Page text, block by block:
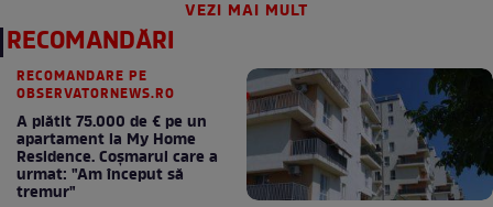
VEZI MAI MULT
RECOMANDĂRI
RECOMANDARE PE
OBSERVATORNEWS.RO
A plătit 75.000 de € pe un
apartament la My Home
Residence. Coşmarul care a
urmat: "Am început să
tremur"